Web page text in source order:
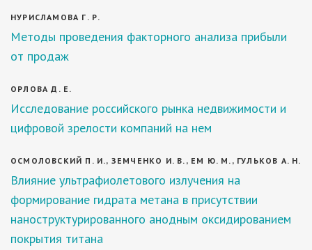
НУРИСЛАМОВА Г. Р.
Методы проведения факторного анализа прибыли
от продаж
ОРЛОВА Д. Е.
Исследование российского рынка недвижимости и
цифровой зрелости компаний на нем
ОСМОЛОВСКИЙ П. И., ЗЕМЧЕНКО И. В., ЕМ Ю. М., ГУЛЬКОВ А. Н.
Влияние ультрафиолетового излучения на
формирование гидрата метана в присутствии
наноструктурированного анодным оксидированием
покрытия титана